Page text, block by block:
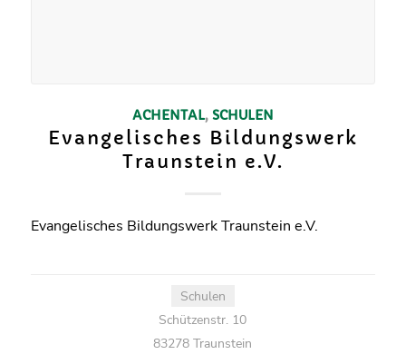
ACHENTAL, SCHULEN
Evangelisches Bildungswerk
Traunstein e.V.
Evangelisches Bildungswerk Traunstein e.V.
Schulen
Schützenstr. 10
83278 Traunstein